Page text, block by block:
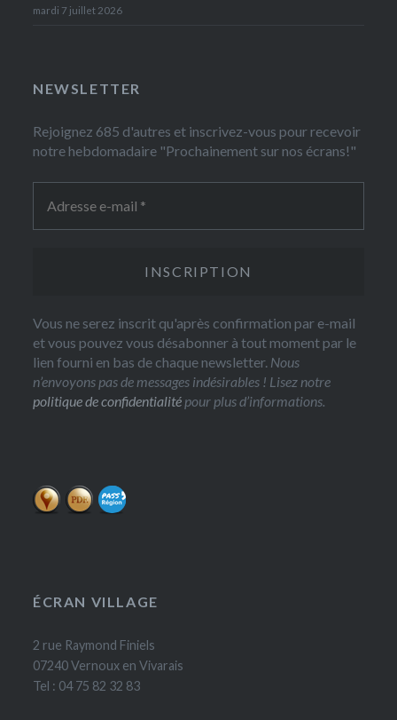
mardi 7 juillet 2026
NEWSLETTER
Rejoignez 685 d'autres et inscrivez-vous pour recevoir
notre hebdomadaire "Prochainement sur nos écrans!"
Vous ne serez inscrit qu'après confirmation par e-mail
et vous pouvez vous désabonner à tout moment par le
lien fourni en bas de chaque newsletter. Nous
n’envoyons pas de messages indésirables ! Lisez notre
politique de confidentialité pour plus d’informations.
ÉCRAN VILLAGE
2 rue Raymond Finiels
07240 Vernoux en Vivarais
Tel : 04 75 82 32 83